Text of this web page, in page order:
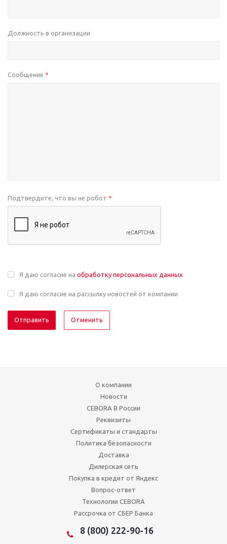
Должность в организации
Сообщение *
Подтвердите, что вы не робот *
Я даю согласие на обработку персональных данных
Я даю согласие на рассылку новостей от компании
Отменить
О компании
Новости
CEBORA В России
Реквизиты
Сертификаты и стандарты
Политика безопасности
Доставка
Дилерская сеть
Покупка в кредит от Яндекс
Вопрос-ответ
Технологии CEBORA
Рассрочка от СБЕР Банка
8 (800) 222-90-16